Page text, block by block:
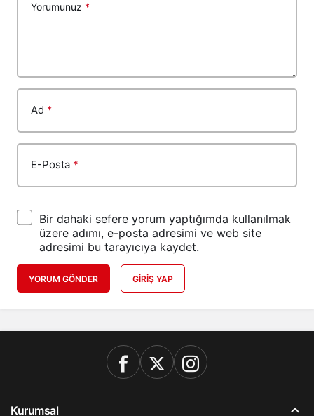
Yorumunuz *
Ad *
E-Posta *
Bir dahaki sefere yorum yaptığımda kullanılmak
üzere adımı, e-posta adresimi ve web site
adresimi bu tarayıcıya kaydet.
YORUM GÖNDER GIRIŞ YAP
Kurumsal